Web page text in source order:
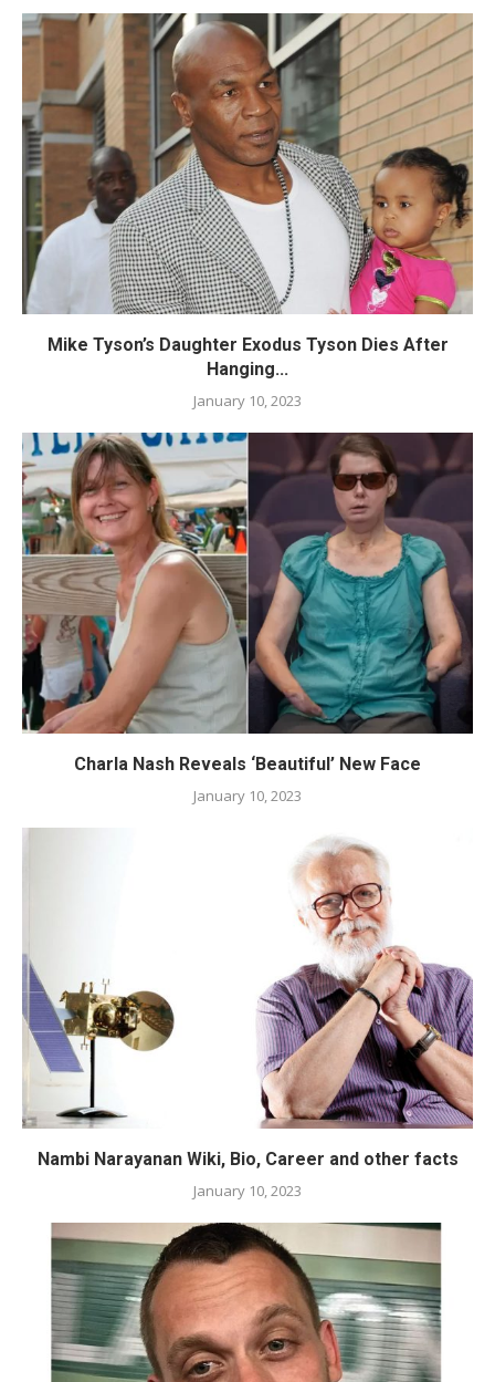
Mike Tyson’s Daughter Exodus Tyson Dies After
Hanging...
January 10, 2023
Charla Nash Reveals ‘Beautiful’ New Face
January 10, 2023
Nambi Narayanan Wiki, Bio, Career and other facts
January 10, 2023